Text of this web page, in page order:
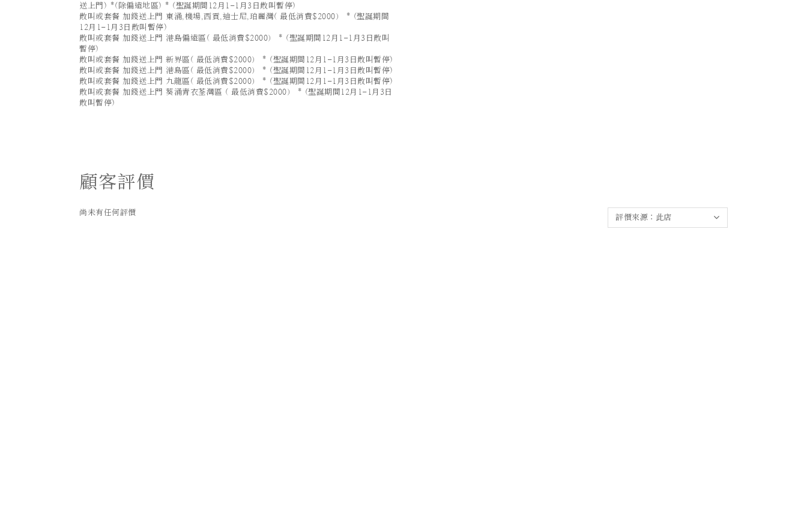
送上門) *(除偏遠地區) * (聖誕期間12月1-1月3日散叫暫停)
散叫或套餐 加錢送上門 東涌,機場,西貢,迪士尼,珀麗灣( 最低消費$2000） * (聖誕期間
12月1-1月3日散叫暫停)
散叫或套餐 加錢送上門 港島偏遠區( 最低消費$2000） * (聖誕期間12月1-1月3日散叫
暫停)
散叫或套餐 加錢送上門 新界區( 最低消費$2000） * (聖誕期間12月1-1月3日散叫暫停)
散叫或套餐 加錢送上門 港島區( 最低消費$2000） * (聖誕期間12月1-1月3日散叫暫停)
散叫或套餐 加錢送上門 九龍區( 最低消費$2000） * (聖誕期間12月1-1月3日散叫暫停)
散叫或套餐 加錢送上門 葵涌青衣荃灣區 ( 最低消費$2000） * (聖誕期間12月1-1月3日
散叫暫停)
顧客評價
尚未有任何評價